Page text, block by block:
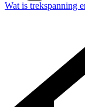
Wat is trekspanning